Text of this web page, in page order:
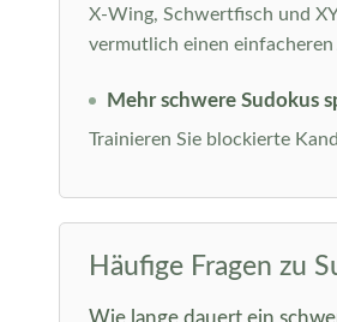
X-Wing, Schwertfisch und
vermutlich einen einfacheren
Mehr schwere Sudokus
Trainieren Sie blockierte
Häufige Fragen zu
Wie lange dauert ein